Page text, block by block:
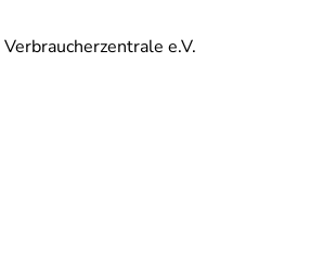
Verbraucherzentrale e.V.